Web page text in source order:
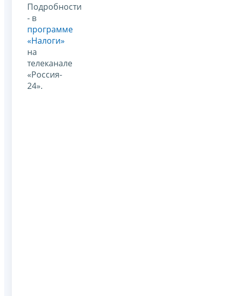
Подробности
- в
программе
«Налоги»
на
телеканале
«Россия-
24».